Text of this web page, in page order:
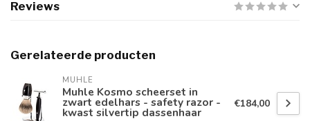
Reviews
Gerelateerde producten
MUHLE
Muhle Kosmo scheerset in
zwart edelhars - safety razor -
kwast silvertip dassenhaar
€184,00